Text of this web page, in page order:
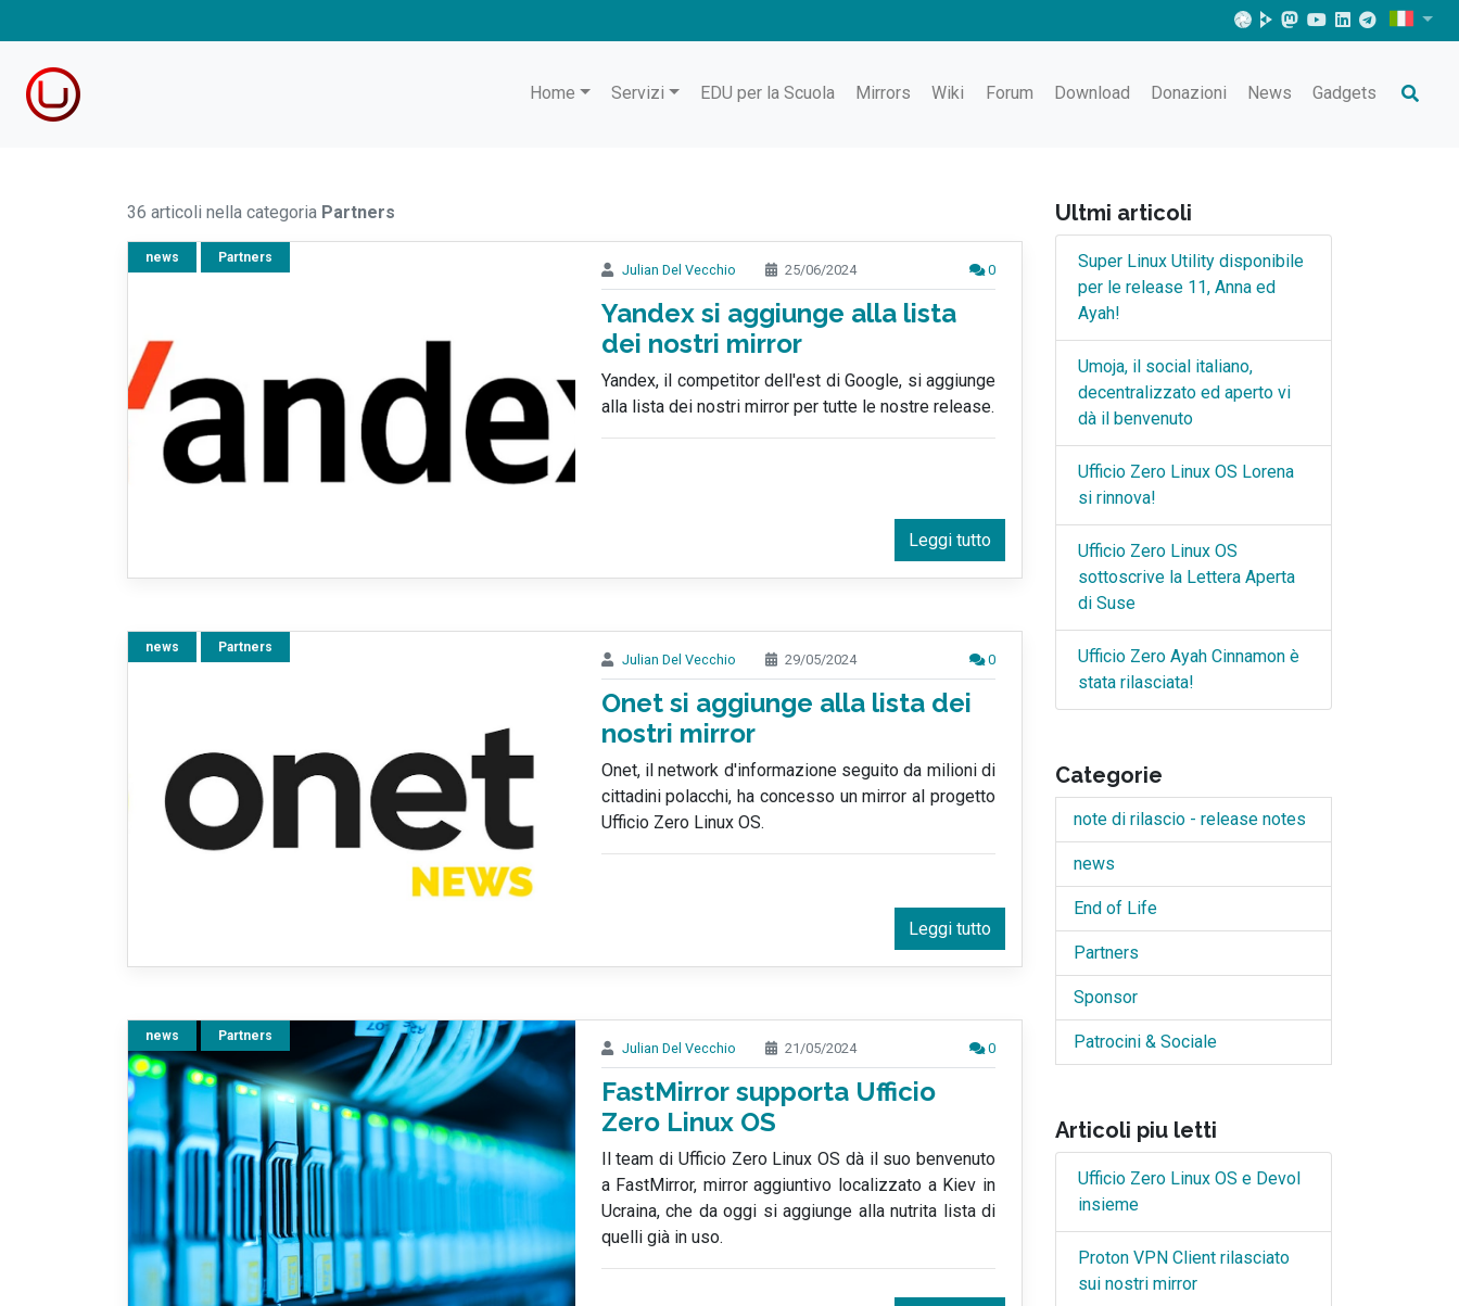
Home Servizi EDU per la Scuola Mirrors Wiki Forum Download Donazioni News Gadgets
36 articoli nella categoria Partners
news Partners
Julian Del Vecchio 25/06/2024 0
Yandex si aggiunge alla lista
dei nostri mirror
Yandex, il competitor dell'est di Google, si aggiunge
alla lista dei nostri mirror per tutte le nostre release.
Leggi tutto
news Partners
Julian Del Vecchio 29/05/2024 0
Onet si aggiunge alla lista dei
nostri mirror
Onet, il network d'informazione seguito da milioni di
cittadini polacchi, ha concesso un mirror al progetto
Ufficio Zero Linux OS.
Leggi tutto
news Partners
Julian Del Vecchio 21/05/2024 0
FastMirror supporta Ufficio
Zero Linux OS
Il team di Ufficio Zero Linux OS dà il suo benvenuto
a FastMirror, mirror aggiuntivo localizzato a Kiev in
Ucraina, che da oggi si aggiunge alla nutrita lista di
quelli già in uso.
Ultmi articoli
Super Linux Utility disponibile
per le release 11, Anna ed
Ayah!
Umoja, il social italiano,
decentralizzato ed aperto vi
dà il benvenuto
Ufficio Zero Linux OS Lorena
si rinnova!
Ufficio Zero Linux OS
sottoscrive la Lettera Aperta
di Suse
Ufficio Zero Ayah Cinnamon è
stata rilasciata!
Categorie
note di rilascio - release notes
news
End of Life
Partners
Sponsor
Patrocini & Sociale
Articoli piu letti
Ufficio Zero Linux OS e Devol
insieme
Proton VPN Client rilasciato
sui nostri mirror